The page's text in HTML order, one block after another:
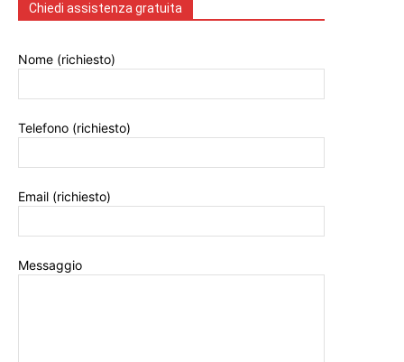
Chiedi assistenza gratuita
Nome (richiesto)
Telefono (richiesto)
Email (richiesto)
Messaggio